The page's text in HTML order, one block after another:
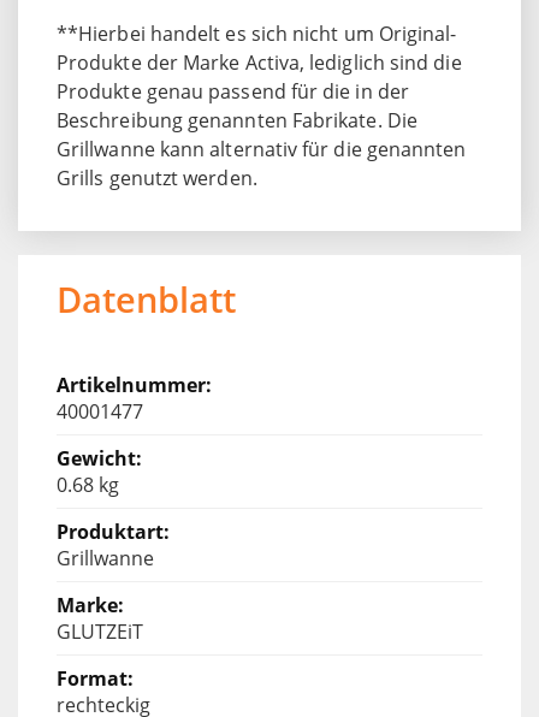
**Hierbei handelt es sich nicht um Original-
Produkte der Marke Activa, lediglich sind die
Produkte genau passend für die in der
Beschreibung genannten Fabrikate. Die
Grillwanne kann alternativ für die genannten
Grills genutzt werden.
Datenblatt
40001477
0.68 kg
Grillwanne
GLUTZEiT
rechteckig